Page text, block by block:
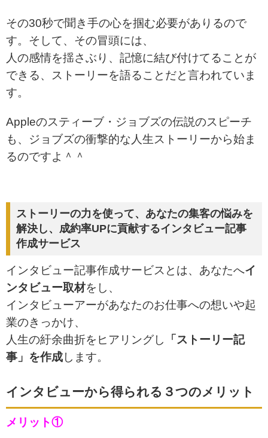
その30秒で聞き手の心を掴む必要がありるので
す。そして、その冒頭には、
人の感情を揺さぶり、記憶に結び付けてることが
できる、ストーリーを語ることだと言われていま
す。
Appleのスティーブ・ジョブズの伝説のスピーチ
も、ジョブズの衝撃的な人生ストーリーから始ま
るのですよ＾＾
ストーリーの力を使って、あなたの集客の悩みを
解決し、成約率UPに貢献するインタビュー記事
作成サービス
インタビュー記事作成サービスとは、あなたへイ
ンタビュー取材をし、
インタビューアーがあなたのお仕事への想いや起
業のきっかけ、
人生の紆余曲折をヒアリングし
「ストーリー記
事」を作成します。
インタビューから得られる３つのメリット
メリット①